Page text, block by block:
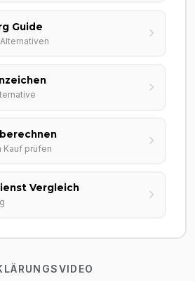
Guide
Kauf prüfen
Vergleich